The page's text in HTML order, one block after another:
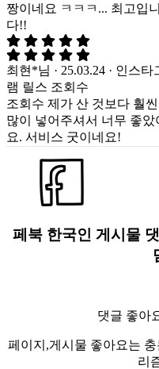
짱이네요 ㅋㅋㅋ... 최고입니
다!!
최현*님 · 25.03.24 · 인스타
램 릴스 조회수
조회수 제가 산 것보다 훨씬
많이 넣어주셔서 너무 좋았
요. 서비스 굿이네요!
페북 한국인 게시물
댓글 좋아
페이지,게시물 좋아요는
리